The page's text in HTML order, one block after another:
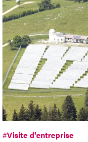
#Visite d'entreprise